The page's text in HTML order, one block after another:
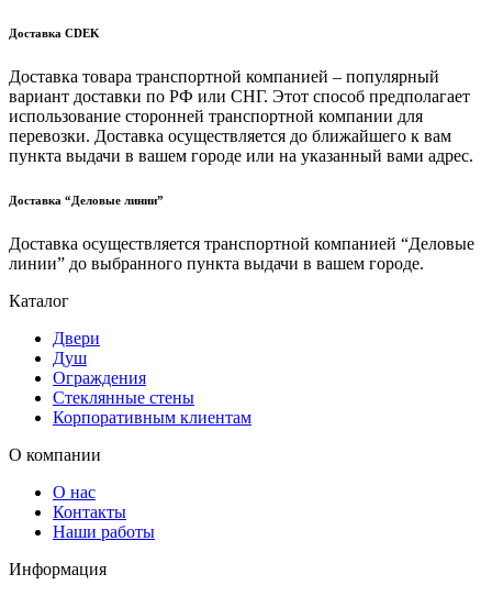
Доставка CDEK
Доставка товара транспортной компанией – популярный
вариант доставки по РФ или СНГ. Этот способ предполагает
использование сторонней транспортной компании для
перевозки. Доставка осуществляется до ближайшего к вам
пункта выдачи в вашем городе или на указанный вами адрес.
Доставка “Деловые линии”
Доставка осуществляется транспортной компанией “Деловые
линии” до выбранного пункта выдачи в вашем городе.
Каталог
Двери
Душ
Ограждения
Стеклянные стены
Корпоративным клиентам
О компании
О нас
Контакты
Наши работы
Информация